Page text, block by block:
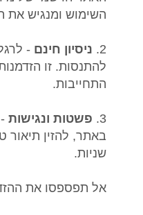
השימוש ומנגיש את
2. ניסיון חינם
להתנסות. זו
התחייבות.
3. פשטות ונגישות
באתר, להזין
שניות.
אל תפספסו את